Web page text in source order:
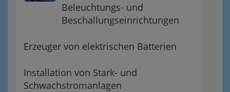
Beleuchtungs- und
Beschallungseinrichtungen
Erzeuger von elektrischen Batterien
Installation von Stark- und
Schwachstromanlagen